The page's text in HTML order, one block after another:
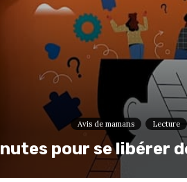
Avis de mamans Lecture
pour se libérer